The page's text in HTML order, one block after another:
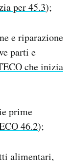
per 45.3);
e riparazione
parti e
che inizia
prime
46.2);
alimentari,